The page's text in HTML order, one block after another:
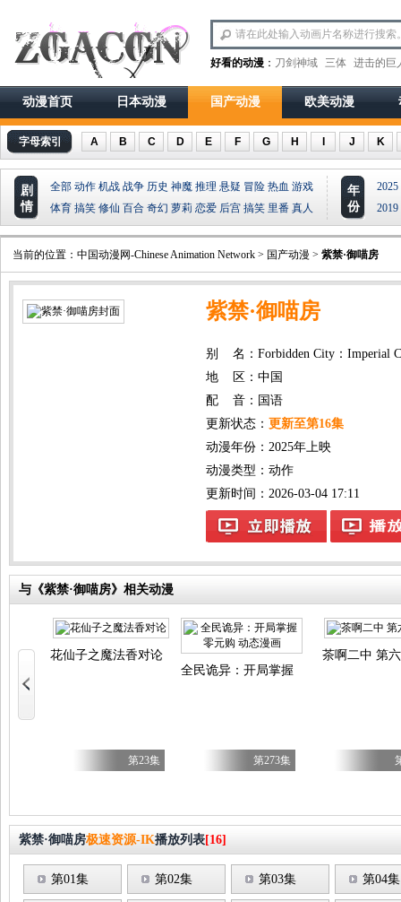
好看的动漫 ： 刀剑神域 三体 进击的巨
动漫首页 日本动漫 国产动漫 欧美动漫
字母索引 A B C D E F G H J K
剧
情
全部 动作 机战 战争 历史 神魔 推理 悬疑 冒险 热血 游戏
体育 搞笑 修仙 百合 奇幻 萝莉 恋爱 后宫 搞笑 里番 真人
年
份
2025
2019
当前的位置： 中国动漫网-Chinese Animation Network > 国产动漫 > 紫禁·御喵房
紫禁·御喵房
别 名：Forbidden City：Imperial
地 区：中国
配 音：国语
更新状态： 更新至第16集
动漫年份： 2025年上映
动漫类型： 动作
更新时间：2026-03-04 17:11
与《紫禁·御喵房》相关动漫
花仙子之魔法香对论
第23集
全民诡异：开局掌握零元购 动态漫画
第273集
茶啊二中 第
紫禁·御喵房极速资源-IK播放列表[16]
第01集 第02集 第03集 第04集